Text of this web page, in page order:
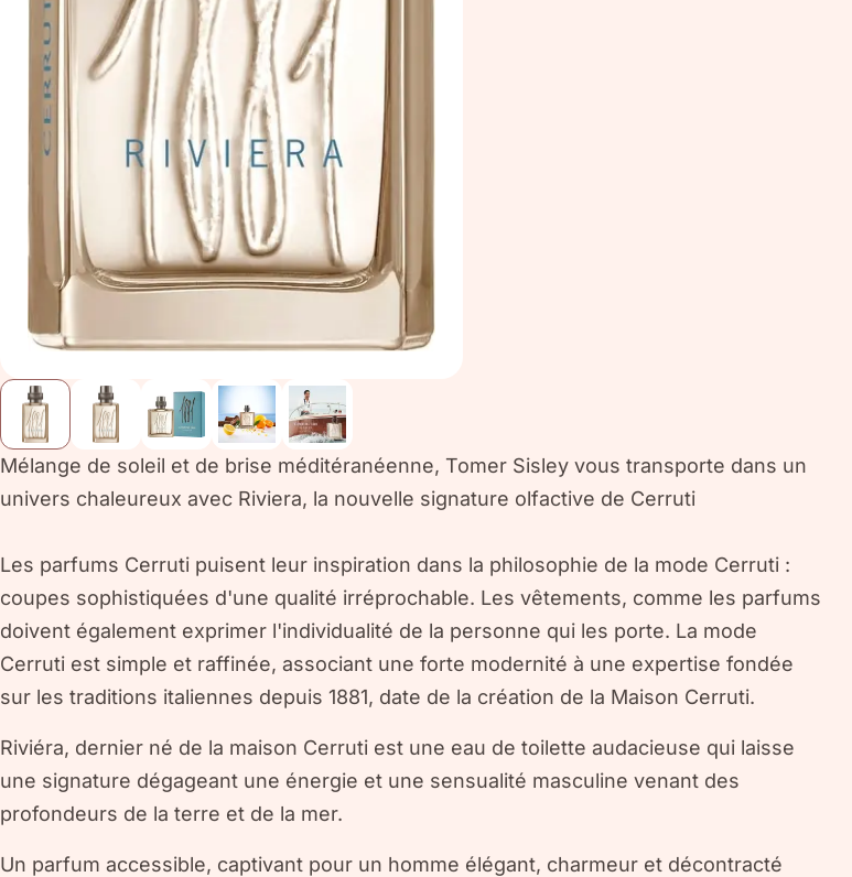
Mélange de soleil et de brise méditéranéenne, Tomer Sisley vous transporte dans un
univers chaleureux avec Riviera, la nouvelle signature olfactive de Cerruti
Les parfums Cerruti puisent leur inspiration dans la philosophie de la mode Cerruti :
coupes sophistiquées d'une qualité irréprochable. Les vêtements, comme les parfums
doivent également exprimer l'individualité de la personne qui les porte. La mode
Cerruti est simple et raffinée, associant une forte modernité à une expertise fondée
sur les traditions italiennes depuis 1881, date de la création de la Maison Cerruti.
Riviéra, dernier né de la maison Cerruti est une eau de toilette audacieuse qui laisse
une signature dégageant une énergie et une sensualité masculine venant des
profondeurs de la terre et de la mer.
Un parfum accessible, captivant pour un homme élégant, charmeur et décontracté